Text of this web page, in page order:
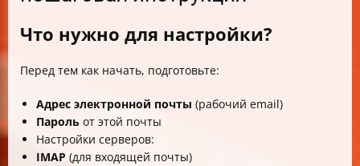
Что нужно для настройки?
Перед тем как начать, подготовьте:
Адрес электронной почты (рабочий email)
Пароль от этой почты
Настройки серверов:
IMAP (для входящей почты)